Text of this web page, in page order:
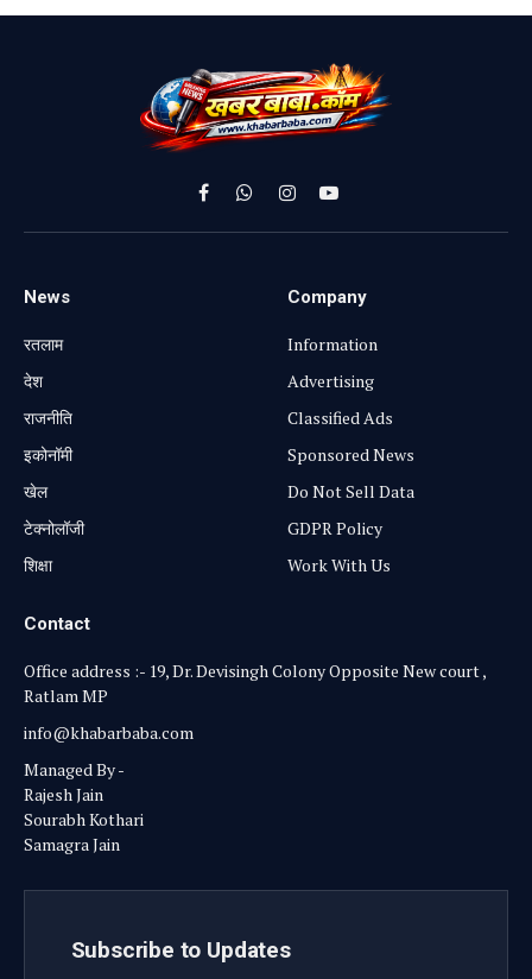
FacebookWhatsApp
InstagramYouTube
News
रतलाम
⁠देश
राजनीति
⁠इकोनॉमी
खेल
टेक्नोलॉजी
शिक्षा
Company
Information
Advertising
Classified Ads
Sponsored News
Do Not Sell Data
GDPR Policy
Work With Us
Contact
Office address :- 19, Dr. Devisingh Colony Opposite New court ,
Ratlam MP
info@khabarbaba.com
Managed By -
Rajesh Jain
Sourabh Kothari
Samagra Jain
Subscribe to Updates